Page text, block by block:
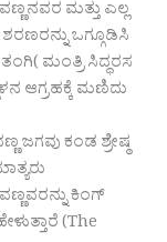
ಮತ್ತು ಎಲ್ಲ
ಒಗ್ಗೂಡಿಸಿ
ಮಂತ್ರಿ ಸಿದ್ಧರಸ
ಆಗ್ರಹಕ್ಕೆ ಮಣಿದು
ಜಗವು ಕಂಡ ಶ್ರೇಷ್ಠ
ಕಿಂಗ್
(The